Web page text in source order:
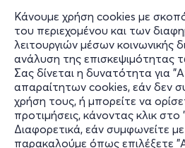
Κάνουμε χρήση cookies με
του περιεχομένου και των
λειτουργιών μέσων κοινωνικής
ανάλυση της επισκεψιμότητας
Σας δίνεται η δυνατότητα για
απαραίτητων cookies, εάν δεν
χρήση τους, ή μπορείτε να
προτιμήσεις, κάνοντας κλικ στο
Διαφορετικά, εάν συμφωνείτε
παρακαλούμε όπως επιλέξετε